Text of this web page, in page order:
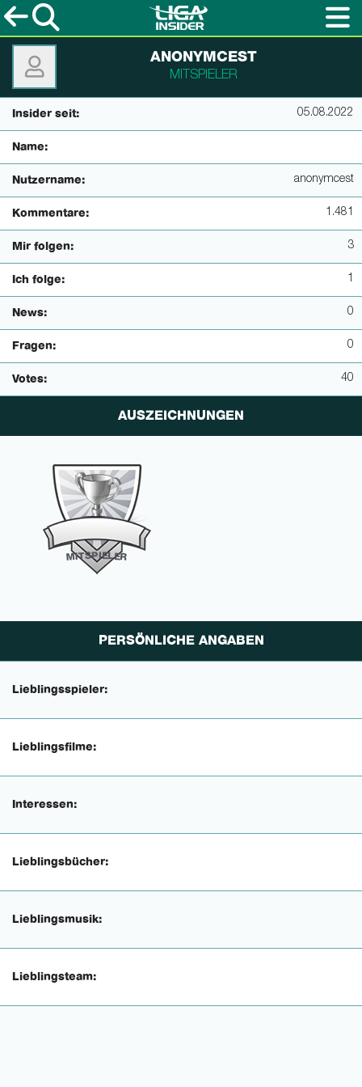
ANONYMCEST
MITSPIELER
Insider seit: 05.08.2022
Name:
Nutzername: anonymcest
Kommentare: 1.481
Mir folgen: 3
Ich folge: 1
News: 0
Fragen: 0
Votes: 40
AUSZEICHNUNGEN
MITSPIELER
PERSÖNLICHE ANGABEN
Lieblingsspieler:
Lieblingsfilme:
Interessen:
Lieblingsbücher:
Lieblingsmusik:
Lieblingsteam: